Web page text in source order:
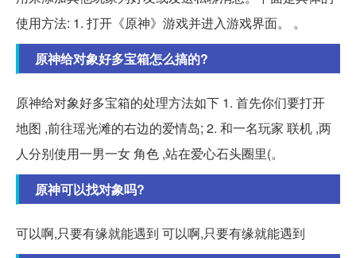
使用方法: 1. 打开《原神》游戏并进入游戏界面。 。
原神给对象好多宝箱怎么搞的?
原神给对象好多宝箱的处理方法如下 1. 首先你们要打开
地图 ,前往瑶光滩的右边的爱情岛; 2. 和一名玩家 联机 ,两
人分别使用一男一女 角色 ,站在爱心石头圈里(。
原神可以找对象吗?
可以啊,只要有缘就能遇到 可以啊,只要有缘就能遇到